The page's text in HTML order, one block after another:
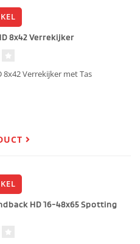
8x42 Verrekijker
8x42 Verrekijker met Tas
HD 16-48x65 Spotting